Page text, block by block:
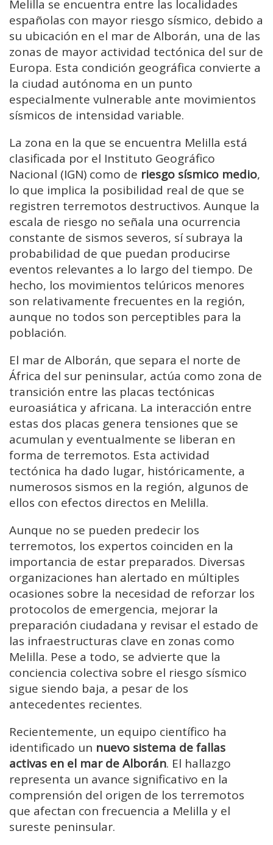
Melilla se encuentra entre las localidades
españolas con mayor riesgo sísmico, debido a
su ubicación en el mar de Alborán, una de las
zonas de mayor actividad tectónica del sur de
Europa. Esta condición geográfica convierte a
la ciudad autónoma en un punto
especialmente vulnerable ante movimientos
sísmicos de intensidad variable.
La zona en la que se encuentra Melilla está
clasificada por el Instituto Geográfico
Nacional (IGN) como de riesgo sísmico medio,
lo que implica la posibilidad real de que se
registren terremotos destructivos. Aunque la
escala de riesgo no señala una ocurrencia
constante de sismos severos, sí subraya la
probabilidad de que puedan producirse
eventos relevantes a lo largo del tiempo. De
hecho, los movimientos telúricos menores
son relativamente frecuentes en la región,
aunque no todos son perceptibles para la
población.
El mar de Alborán, que separa el norte de
África del sur peninsular, actúa como zona de
transición entre las placas tectónicas
euroasiática y africana. La interacción entre
estas dos placas genera tensiones que se
acumulan y eventualmente se liberan en
forma de terremotos. Esta actividad
tectónica ha dado lugar, históricamente, a
numerosos sismos en la región, algunos de
ellos con efectos directos en Melilla.
Aunque no se pueden predecir los
terremotos, los expertos coinciden en la
importancia de estar preparados. Diversas
organizaciones han alertado en múltiples
ocasiones sobre la necesidad de reforzar los
protocolos de emergencia, mejorar la
preparación ciudadana y revisar el estado de
las infraestructuras clave en zonas como
Melilla. Pese a todo, se advierte que la
conciencia colectiva sobre el riesgo sísmico
sigue siendo baja, a pesar de los
antecedentes recientes.
Recientemente, un equipo científico ha
identificado un nuevo sistema de fallas
activas en el mar de Alborán. El hallazgo
representa un avance significativo en la
comprensión del origen de los terremotos
que afectan con frecuencia a Melilla y el
sureste peninsular.